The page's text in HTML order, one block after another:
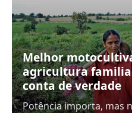
Melhor
agricultura
conta de verdade
Potência importa, mas